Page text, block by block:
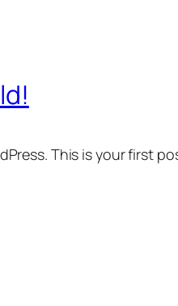
This is your first